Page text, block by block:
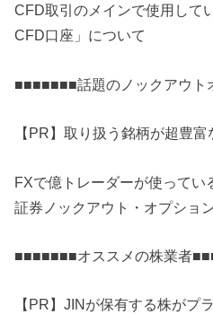
CFD取引のメインで使用して
CFD口座」について
■■■■■■■話題のノックアウ
【PR】取り扱う銘柄が超豊富
FXで億トレーダーが使ってい
証券ノックアウト・オプショ
■■■■■■■オススメの株業者
【PR】JINが保有する株がプ